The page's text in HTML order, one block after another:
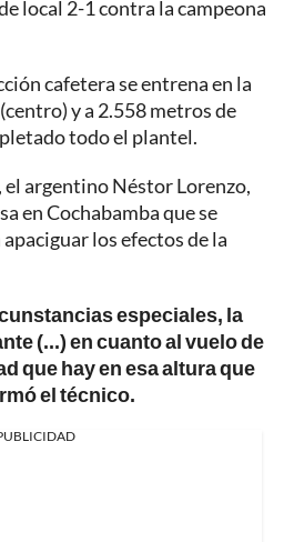
local 2-1 contra la campeona
cafetera se entrena en la
y a 2.558 metros de
todo el plantel.
argentino Néstor Lorenzo,
en Cochabamba que se
los efectos de la
especiales, la
(...) en cuanto al vuelo de
que hay en esa altura que
el técnico.